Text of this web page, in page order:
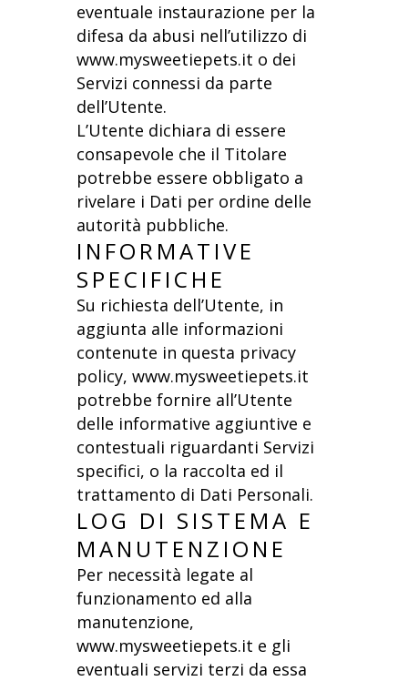
eventuale instaurazione per la
difesa da abusi nell’utilizzo di
www.mysweetiepets.it o dei
Servizi connessi da parte
dell’Utente.
L’Utente dichiara di essere
consapevole che il Titolare
potrebbe essere obbligato a
rivelare i Dati per ordine delle
autorità pubbliche.
INFORMATIVE
SPECIFICHE
Su richiesta dell’Utente, in
aggiunta alle informazioni
contenute in questa privacy
policy, www.mysweetiepets.it
potrebbe fornire all’Utente
delle informative aggiuntive e
contestuali riguardanti Servizi
specifici, o la raccolta ed il
trattamento di Dati Personali.
LOG DI SISTEMA E
MANUTENZIONE
Per necessità legate al
funzionamento ed alla
manutenzione,
www.mysweetiepets.it e gli
eventuali servizi terzi da essa